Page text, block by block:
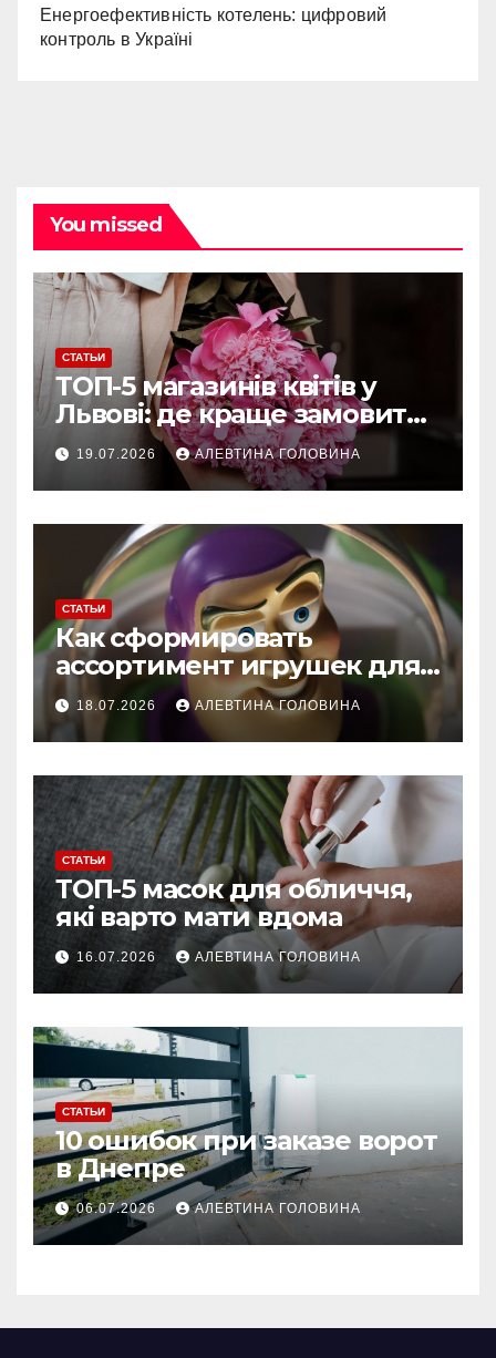
Енергоефективність котелень: цифровий
контроль в Україні
You missed
СТАТЬИ
ТОП-5 магазинів квітів у
Львові: де краще замовити
букет із доставкою
19.07.2026 АЛЕВТИНА ГОЛОВИНА
СТАТЬИ
Как сформировать
ассортимент игрушек для
магазина: спрос, качество,
сезонность и выбор мягких
игрушек
18.07.2026 АЛЕВТИНА ГОЛОВИНА
СТАТЬИ
ТОП-5 масок для обличчя,
які варто мати вдома
16.07.2026 АЛЕВТИНА ГОЛОВИНА
СТАТЬИ
10 ошибок при заказе ворот
в Днепре
06.07.2026 АЛЕВТИНА ГОЛОВИНА